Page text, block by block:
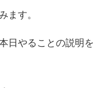
ます。
日やることの説明を